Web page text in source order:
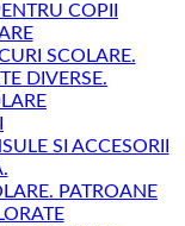
COPII
SCOLARE.
DIVERSE.
SI ACCESORII
PATROANE